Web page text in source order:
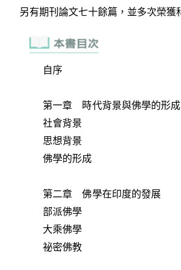
自序
第一章 時代背景與佛學的形成
社會背景
思想背景
佛學的形成
第二章 佛學在印度的發展
部派佛學
大乘佛學
祕密佛教